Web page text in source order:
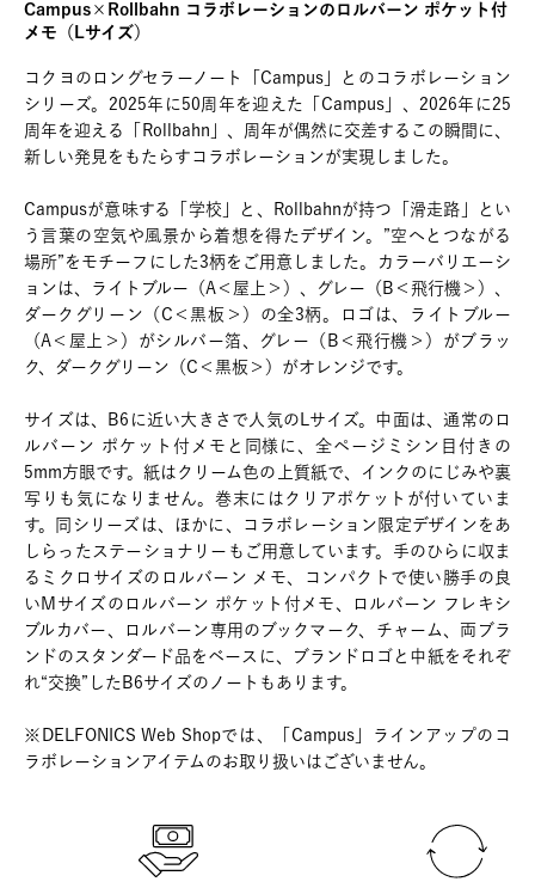
Campus×Rollbahn コラボレーションのロルバーン ポケット付
メモ（Lサイズ）
コクヨのロングセラーノート「Campus」とのコラボレーション
シリーズ。2025年に50周年を迎えた「Campus」、2026年に25
周年を迎える「Rollbahn」、周年が偶然に交差するこの瞬間に、
新しい発見をもたらすコラボレーションが実現しました。
Campusが意味する「学校」と、Rollbahnが持つ「滑走路」とい
う言葉の空気や風景から着想を得たデザイン。”空へとつながる
場所”をモチーフにした3柄をご用意しました。カラーバリエーシ
ョンは、ライトブルー（A＜屋上＞）、グレー（B＜飛行機＞）、
ダークグリーン（C＜黒板＞）の全3柄。ロゴは、ライトブルー
（A＜屋上＞）がシルバー箔、グレー（B＜飛行機＞）がブラッ
ク、ダークグリーン（C＜黒板＞）がオレンジです。
サイズは、B6に近い大きさで人気のLサイズ。中面は、通常のロ
ルバーン ポケット付メモと同様に、全ページミシン目付きの
5mm方眼です。紙はクリーム色の上質紙で、インクのにじみや裏
写りも気になりません。巻末にはクリアポケットが付いていま
す。同シリーズは、ほかに、コラボレーション限定デザインをあ
しらったステーショナリーもご用意しています。手のひらに収ま
るミクロサイズのロルバーン メモ、コンパクトで使い勝手の良
いMサイズのロルバーン ポケット付メモ、ロルバーン フレキシ
ブルカバー、ロルバーン専用のブックマーク、チャーム、両ブラ
ンドのスタンダード品をベースに、ブランドロゴと中紙をそれぞ
れ“交換”したB6サイズのノートもあります。
※DELFONICS Web Shopでは、「Campus」ラインアップのコ
ラボレーションアイテムのお取り扱いはございません。